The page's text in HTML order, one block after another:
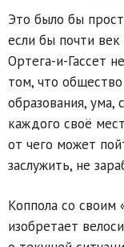
Это было бы
если бы почти
Ортега-и-Гассет
том, что
образования, ума,
каждого своё
от чего может
заслужить, не
Коппола со
изобретает